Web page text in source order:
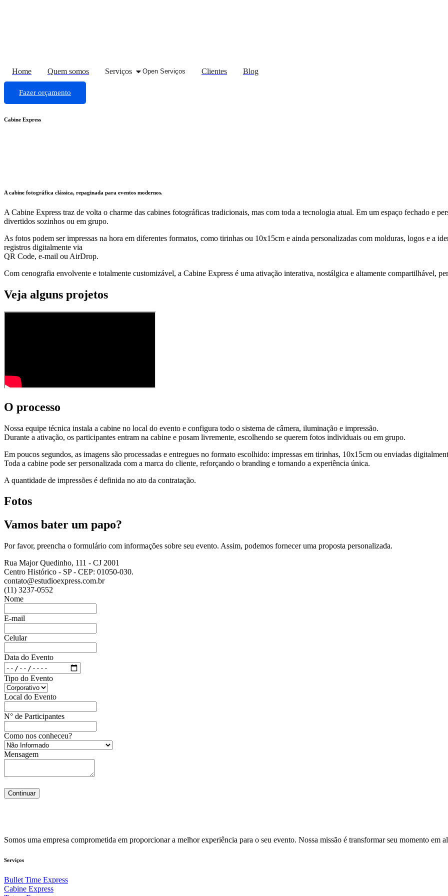
Home Quem somos Serviços Open Serviços Clientes Blog
Fazer orçamento
Cabine Express
A cabine fotográfica clássica, repaginada para eventos modernos.
A Cabine Express traz de volta o charme das cabines fotográficas tradicionais, mas com toda a tecnologia atual. Em um espaço fechado e
divertidos sozinhos ou em grupo.
As fotos podem ser impressas na hora em diferentes formatos, como tirinhas ou 10x15cm e ainda personalizadas com molduras, logos e a
registros digitalmente via
QR Code, e-mail ou AirDrop.
Com cenografia envolvente e totalmente customizável, a Cabine Express é uma ativação interativa, nostálgica e altamente compartilhável,
Veja alguns projetos
O processo
Nossa equipe técnica instala a cabine no local do evento e configura todo o sistema de câmera, iluminação e impressão.
Durante a ativação, os participantes entram na cabine e posam livremente, escolhendo se querem fotos individuais ou em grupo.
Em poucos segundos, as imagens são processadas e entregues no formato escolhido: impressas em tirinhas, 10x15cm ou enviadas
Toda a cabine pode ser personalizada com a marca do cliente, reforçando o branding e tornando a experiência única.
A quantidade de impressões é definida no ato da contratação.
Fotos
Vamos bater um papo?
Por favor, preencha o formulário com informações sobre seu evento. Assim, podemos fornecer uma proposta personalizada.
Rua Major Quedinho, 111 - CJ 2001
Centro Histórico - SP - CEP: 01050-030.
contato@estudioexpress.com.br
(11) 3237-0552
Nome
E-mail
Celular
Data do Evento
Tipo do Evento
Local do Evento
N° de Participantes
Como nos conheceu?
Mensagem
Continuar
Somos uma empresa comprometida em proporcionar a melhor experiência para o seu evento. Nossa missão é transformar seu momento em
Serviços
Bullet Time Express
Cabine Express